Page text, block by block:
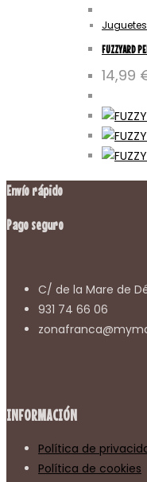
Juguetes
FUZZYARD
14,99
Envío rápido
Pago seguro
C/ de la Mare de
931 74 66 06
INFORMACIÓN
Política de
Política de cookies